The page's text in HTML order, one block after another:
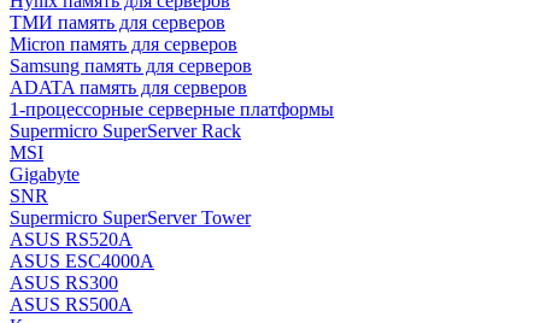
ТМИ память для серверов
Micron память для серверов
Samsung память для серверов
ADATA память для серверов
1-процессорные серверные платформы
Supermicro SuperServer Rack
MSI
Gigabyte
SNR
Supermicro SuperServer Tower
ASUS RS520A
ASUS ESC4000A
ASUS RS300
ASUS RS500A